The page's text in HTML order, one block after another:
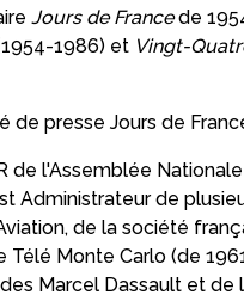
Jours de Francede
1986) et Vingt-
de presse Jours de
de l'Assemblée
Administrateur de
de la société
Monte Carlo (de
Marcel Dassault et de